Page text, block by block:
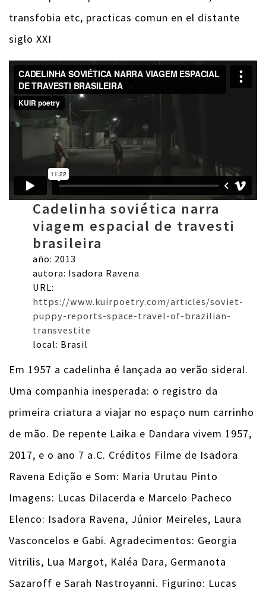
transfobia etc, practicas comun en el distante
siglo XXI
Cadelinha soviética narra
viagem espacial de travesti
brasileira
año: 2013
autora: Isadora Ravena
URL:
https://www.kuirpoetry.com/articles/soviet-
puppy-reports-space-travel-of-brazilian-
transvestite
local: Brasil
Em 1957 a cadelinha é lançada ao verão sideral.
Uma companhia inesperada: o registro da
primeira criatura a viajar no espaço num carrinho
de mão. De repente Laika e Dandara vivem 1957,
2017, e o ano 7 a.C. Créditos Filme de Isadora
Ravena Edição e Som: Maria Urutau Pinto
Imagens: Lucas Dilacerda e Marcelo Pacheco
Elenco: Isadora Ravena, Júnior Meireles, Laura
Vasconcelos e Gabi. Agradecimentos: Georgia
Vitrilis, Lua Margot, Kaléa Dara, Germanota
Sazaroff e Sarah Nastroyanni. Figurino: Lucas